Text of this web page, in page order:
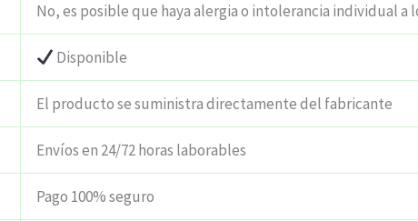
No, es posible que haya alergia o intolerancia individual a
Disponible
El producto se suministra directamente del fabricante
Envíos en 24/72 horas laborables
Pago 100% seguro